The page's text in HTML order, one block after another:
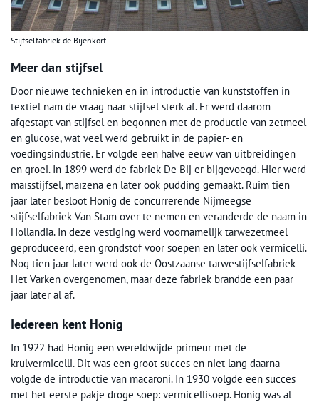
Stijfselfabriek de Bijenkorf.
Meer dan stijfsel
Door nieuwe technieken en in introductie van kunststoffen in
textiel nam de vraag naar stijfsel sterk af. Er werd daarom
afgestapt van stijfsel en begonnen met de productie van zetmeel
en glucose, wat veel werd gebruikt in de papier- en
voedingsindustrie. Er volgde een halve eeuw van uitbreidingen
en groei. In 1899 werd de fabriek De Bij er bijgevoegd. Hier werd
maïsstijfsel, maïzena en later ook pudding gemaakt. Ruim tien
jaar later besloot Honig de concurrerende Nijmeegse
stijfselfabriek Van Stam over te nemen en veranderde de naam in
Hollandia. In deze vestiging werd voornamelijk tarwezetmeel
geproduceerd, een grondstof voor soepen en later ook vermicelli.
Nog tien jaar later werd ook de Oostzaanse tarwestijfselfabriek
Het Varken overgenomen, maar deze fabriek brandde een paar
jaar later al af.
Iedereen kent Honig
In 1922 had Honig een wereldwijde primeur met de
krulvermicelli. Dit was een groot succes en niet lang daarna
volgde de introductie van macaroni. In 1930 volgde een succes
met het eerste pakje droge soep: vermicellisoep. Honig was al